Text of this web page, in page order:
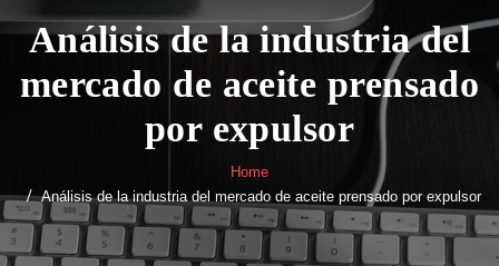
Análisis de la industria del
mercado de aceite prensado
por expulsor
Home
Análisis de la industria del mercado de aceite prensado por expulsor